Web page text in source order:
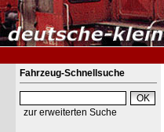
Fahrzeug-Schnellsuche
zur erweiterten Suche